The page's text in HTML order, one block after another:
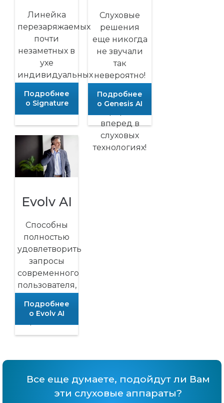
Линейка
перезаряжаемых
почти
незаметных в
ухе
индивидуальных
Подробнее
о Signature
Слуховые
решения
еще никогда
не звучали
так
невероятно!
большой
вперед в
слуховых
технологиях!
Подробнее
о Genesis AI
Evolv AI
Способны
полностью
удовлетворить
запросы
современного
пользователя,
активный
Подробнее
о Evolv AI
Все еще думаете, подойдут ли Вам
эти слуховые аппараты?